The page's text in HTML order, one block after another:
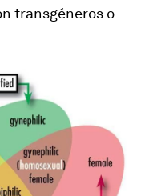
transgéneros o